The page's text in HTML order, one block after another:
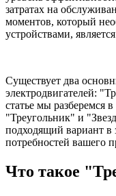
затратах на
моментов, который
устройствами, является
Существует два
электродвигателей:
статье мы разберемся
"Треугольник" и
подходящий вариант в
потребностей вашего
Что такое